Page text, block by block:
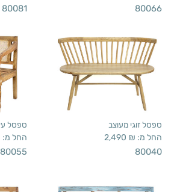
80066
80081
ספסל זוגי מעוצב
החל מ: 2,490 ₪
80040
ספסל
החל מ:
80055